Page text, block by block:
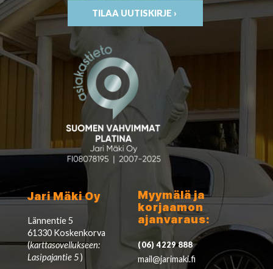
TILAA UUTISKIRJE ›
Jari Mäki Oy
Lännentie 5
61330 Koskenkorva
(karttasovellukseen:
Lasipajantie 5)
Myymälä ja
korjaamon
ajanvaraus:
(06) 4229 888
mail@jarimaki.fi